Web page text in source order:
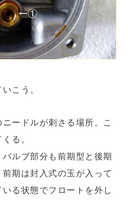
こう。
ードルが刺さる場所。こ
る。
ルブ部分も前期型と後期
期は封入式の玉が入って
る状態でフロートを外し